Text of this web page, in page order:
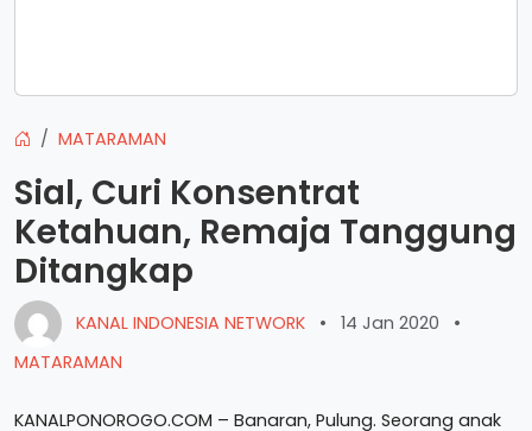
MATARAMAN
Sial, Curi Konsentrat
Ketahuan, Remaja Tanggung
Ditangkap
KANAL INDONESIA NETWORK • 14 Jan 2020
•
MATARAMAN
KANALPONOROGO.COM – Banaran, Pulung. Seorang anak